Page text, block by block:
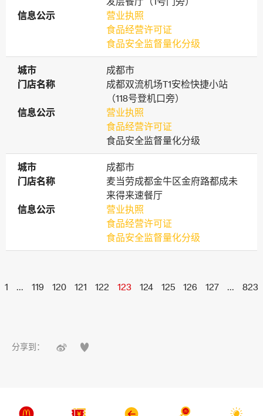
信息公示
信息公示
营业执照
食品经营许可证
食品安全监督量化分级
城市
城市
成都市
门店名称
门店名称
成都双流机场T1安检快捷小站
（118号登机口旁）
信息公示
信息公示
营业执照
食品经营许可证
食品安全监督量化分级
城市
城市
成都市
门店名称
门店名称
麦当劳成都金牛区金府路都成未
来得来速餐厅
信息公示
信息公示
营业执照
食品经营许可证
食品安全监督量化分级
1 ... 119 120 121 122 123 124 125 126 127 ... 823
分享到：  